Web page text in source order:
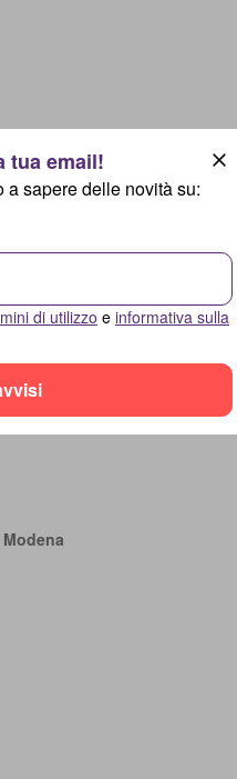
sapere delle novità su:
di utilizzo e informativa sulla